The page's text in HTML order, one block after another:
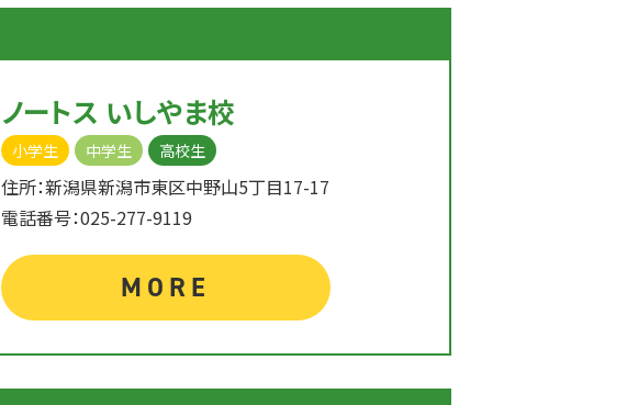
ノートス いしやま校
小学生 中学生 高校生
住所：新潟県新潟市東区中野山5丁目17-17
電話番号：025-277-9119
MORE